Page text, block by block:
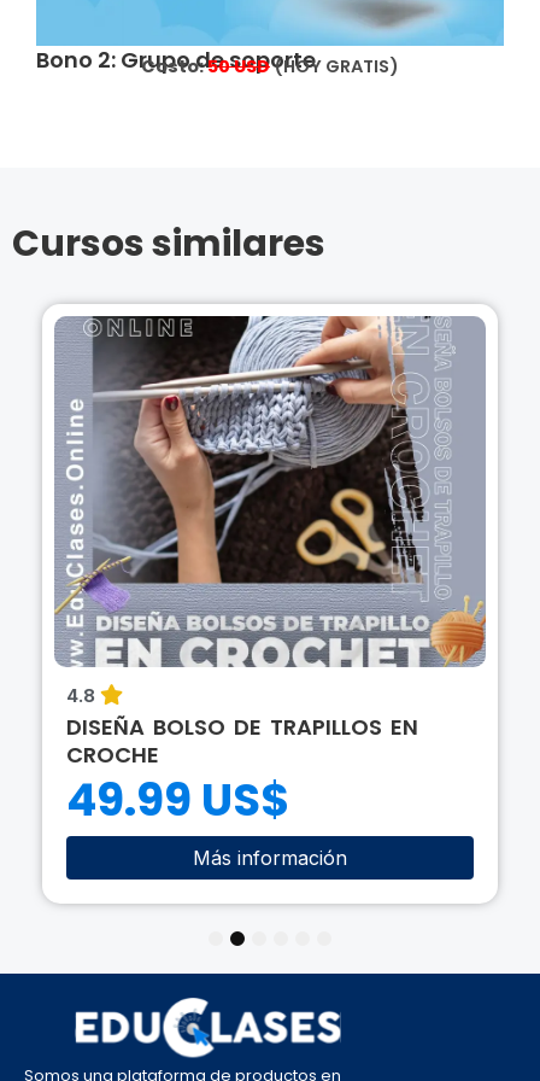
Bono 2: Grupo de soporte
Costo:50 USD(HOY GRATIS)
Cursos similares
4.8
DISEÑA BOLSO DE TRAPILLOS EN
CROCHE
49.99 US$
Más información
5
Somos una plataforma de productos en